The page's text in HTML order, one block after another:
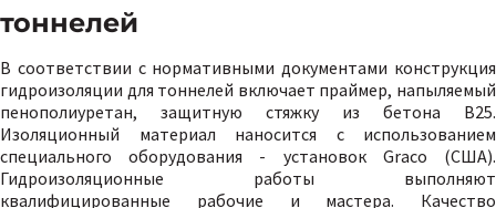
тоннелей
В соответствии с нормативными документами конструкция
гидроизоляции для тоннелей включает праймер, напыляемый
пенополиуретан, защитную стяжку из бетона В25.
Изоляционный материал наносится с использованием
специального оборудования - установок Graco (США).
Гидроизоляционные работы выполняют
квалифицированные рабочие и мастера. Качество